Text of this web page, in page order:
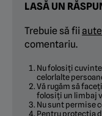
LASĂ UN
Trebuie să fii
comentariu.
Nu folosiți
celorlalte
Vă rugăm să
folosiți un limbaj
Nu sunt permise
Pentru protecția